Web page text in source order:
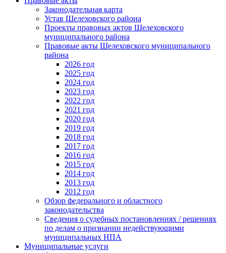
Законодательная карта
Устав Шелеховского района
Проекты правовых актов Шелеховского
муниципального района
Правовые акты Шелеховского муниципального
района
2026 год
2025 год
2024 год
2023 год
2022 год
2021 год
2020 год
2019 год
2018 год
2017 год
2016 год
2015 год
2014 год
2013 год
2012 год
Обзор федерального и областного
законодательства
Сведения о судебных постановлениях / решениях
по делам о признании недействующими
муниципальных НПА
Муниципальные услуги